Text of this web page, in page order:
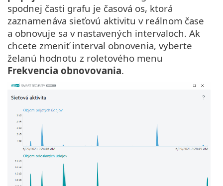
spodnej časti grafu je časová os, ktorá
zaznamenáva sieťovú aktivitu v reálnom čase
a obnovuje sa v nastavených intervaloch. Ak
chcete zmeniť interval obnovenia, vyberte
želanú hodnotu z roletového menu
Frekvencia obnovovania.